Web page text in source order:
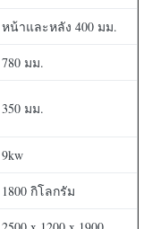
หน้าและหลัง 400 มม.
780 มม.
350 มม.
9kw
1800 กิโลกรัม